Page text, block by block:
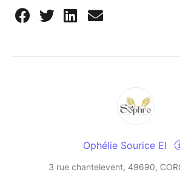
Ophélie Sourice EI
3 rue chantelevent, 49690,